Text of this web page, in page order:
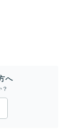
へ